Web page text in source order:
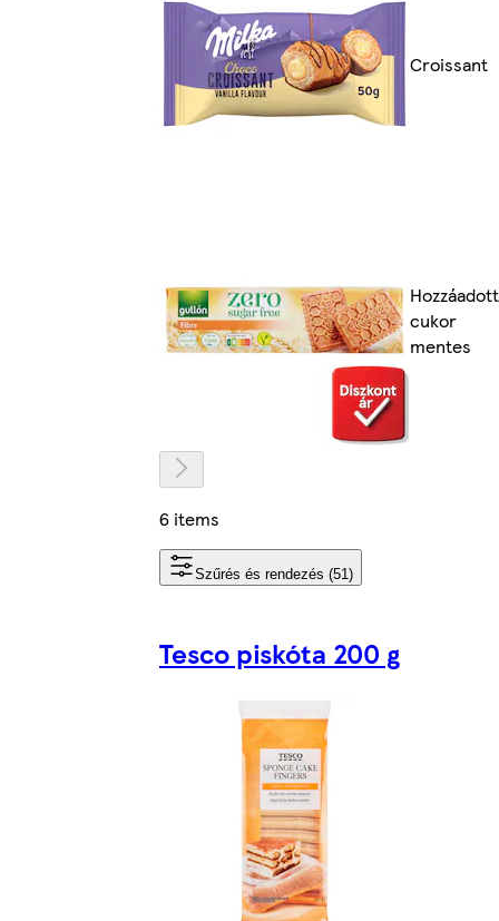
Croissant
Hozzáadott
cukor
mentes
6 items
Szűrés és rendezés (51)
Tesco piskóta 200 g